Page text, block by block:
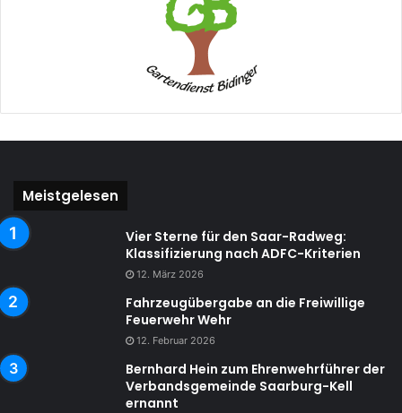
Meistgelesen
Vier Sterne für den Saar-Radweg:
Klassifizierung nach ADFC-Kriterien
12. März 2026
Fahrzeugübergabe an die Freiwillige
Feuerwehr Wehr
12. Februar 2026
Bernhard Hein zum Ehrenwehrführer der
Verbandsgemeinde Saarburg-Kell
ernannt